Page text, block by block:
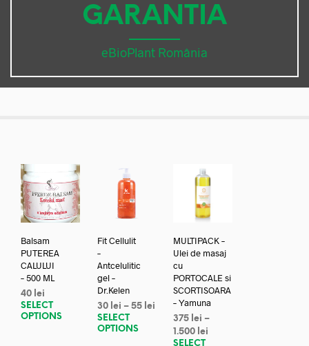
GARANTIA
eBioPlant România
Balsam
PUTEREA
CALULUI
– 500 ML
40 lei
SELECT
OPTIONS
Fit Cellulit
–
Antcelulitic
gel –
Dr.Kelen
30 lei – 55 lei
SELECT
OPTIONS
MULTIPACK –
Ulei de masaj
cu
PORTOCALE si
SCORTISOARA
– Yamuna
375 lei –
1.500 lei
SELECT